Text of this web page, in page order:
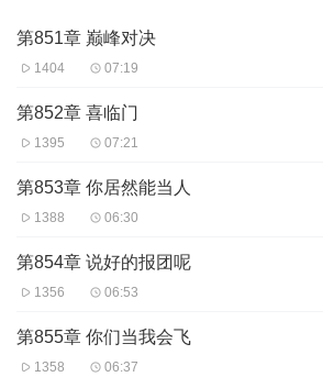
第851章 巅峰对决
1404 07:19
第852章 喜临门
1395 07:21
第853章 你居然能当人
1388 06:30
第854章 说好的报团呢
1356 06:53
第855章 你们当我会飞
1358 06:37